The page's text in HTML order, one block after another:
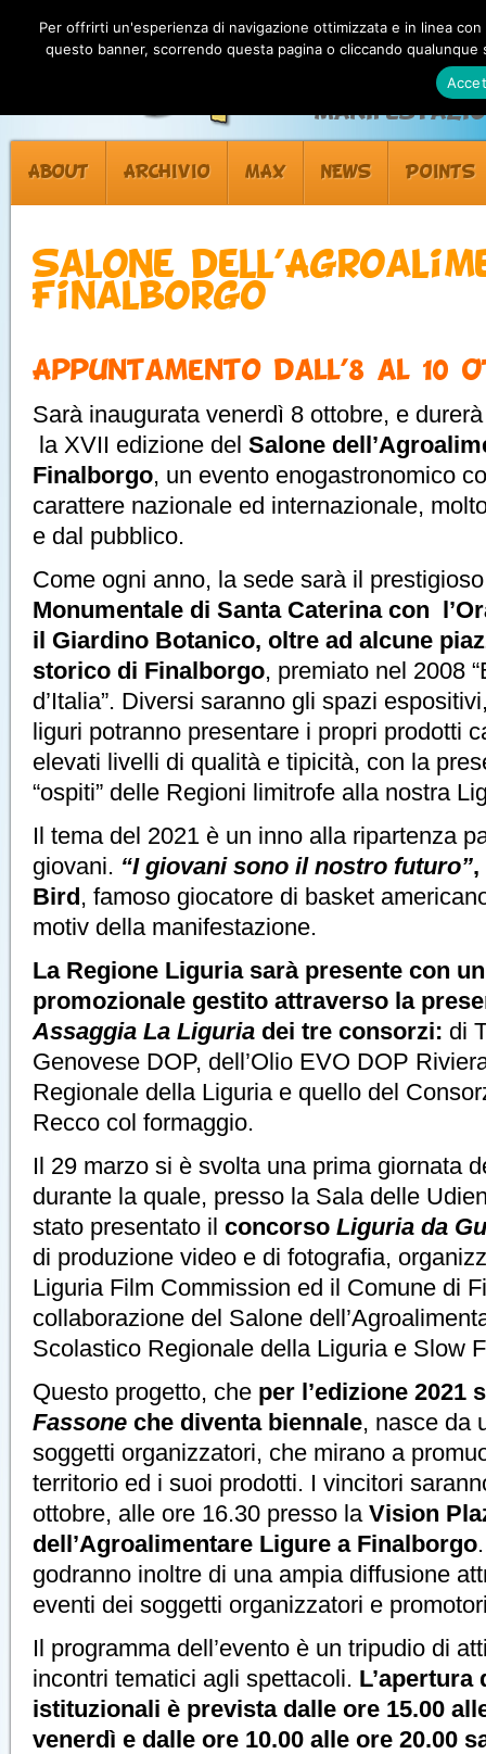
ABOUT ARCHIVIO MAX NEWS POINTS
Salone
Finalborgo
Appuntamento dall’8 al 10
Sarà inaugurata venerdì 8 ottobre, e
la XVII edizione del Salone
Finalborgo, un evento enogastronomico
carattere nazionale ed internazionale,
e dal pubblico.
Come ogni anno, la sede sarà il
Monumentale di Santa Caterina con
il Giardino Botanico, oltre ad alcune
storico di Finalborgo, premiato nel 2008
d’Italia”. Diversi saranno gli spazi
liguri potranno presentare i propri prodotti
elevati livelli di qualità e tipicità, con la
“ospiti” delle Regioni limitrofe alla nostra
Il tema del 2021 è un inno alla ripartenza
giovani. “I giovani sono il nostro futuro”,
Bird, famoso giocatore di basket
motiv della manifestazione.
La Regione Liguria sarà presente con
promozionale gestito attraverso la
Assaggia La Liguria dei tre consorzi: di
Genovese DOP, dell’Olio EVO DOP
Regionale della Liguria e quello del
Recco col formaggio.
Il 29 marzo si è svolta una prima giornata
durante la quale, presso la Sala delle
stato presentato il concorso Liguria da
di produzione video e di fotografia,
Liguria Film Commission ed il Comune di
collaborazione del Salone
Scolastico Regionale della Liguria e Slow
Questo progetto, che per l’edizione
Fassone che diventa biennale, nasce da
soggetti organizzatori, che mirano a
territorio ed i suoi prodotti. I vincitori
ottobre, alle ore 16.30 presso la Vision
dell’Agroalimentare Ligure a Finalborgo
godranno inoltre di una ampia diffusione
eventi dei soggetti organizzatori e
Il programma dell’evento è un tripudio di
incontri tematici agli spettacoli. L’apertura
istituzionali è prevista dalle ore 15.00
venerdì e dalle ore 10.00 alle ore 20.00
Per offrirti un'esperienza di navigazione ottimizzata e in linea
questo banner, scorrendo questa pagina o cliccando